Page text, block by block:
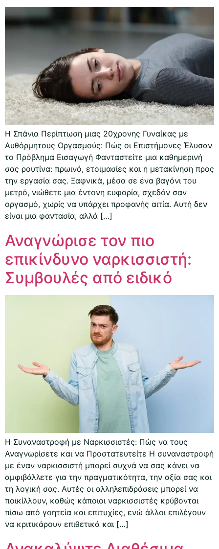
Η Σπάνια Περίπτωση μιας 20χρονης Γυναίκας με
Αυθόρμητους Οργασμούς: Πώς οι Επιστήμονες Έλυσαν
το Πρόβλημα Εισαγωγή Φανταστείτε μια καθημερινή
σας ρουτίνα: πρωινό, ετοιμασίες και η μετακίνηση προς
την εργασία σας. Ξαφνικά, μέσα σε ένα βαγόνι του
μετρό, νιώθετε μια έντονη ευφορία, σχεδόν σαν
οργασμό, χωρίς να υπάρχει προφανής αιτία. Αυτή δεν
είναι μια φαντασία, αλλά […]
Αναγνώρισε τον πιο
επικίνδυνο ναρκισσιστή:
Συμβουλές από ειδικό
Η Συναναστροφή με Ναρκισσιστές: Πώς να τους
Αναγνωρίσετε και να Προστατευτείτε Η συναναστροφή
με έναν ναρκισσιστή μπορεί συχνά να σας κάνει να
αμφιβάλλετε για την πραγματικότητα, την αξία σας και
τη λογική σας. Αυτές οι αλληλεπιδράσεις μπορεί να
ποικίλλουν, καθώς κάποιοι ναρκισσιστές κρύβονται
πίσω από γοητεία και επιτυχίες, ενώ άλλοι επιλέγουν
να κριτικάρουν επιθετικά και […]